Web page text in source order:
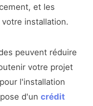
et les
installation.
peuvent réduire
votre projet
l'installation
d'un crédit